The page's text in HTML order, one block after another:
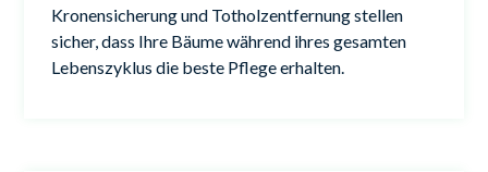
Kronensicherung und Totholzentfernung stellen
sicher, dass Ihre Bäume während ihres gesamten
Lebenszyklus die beste Pflege erhalten.